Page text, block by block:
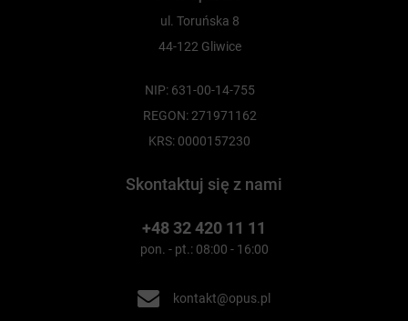
ul. Toruńska 8
44-122 Gliwice
NIP: 631-00-14-755
REGON: 271971162
KRS: 0000157230
Skontaktuj się z nami
+48 32 420 11 11
pon. - pt.: 08:00 - 16:00
kontakt@opus.pl